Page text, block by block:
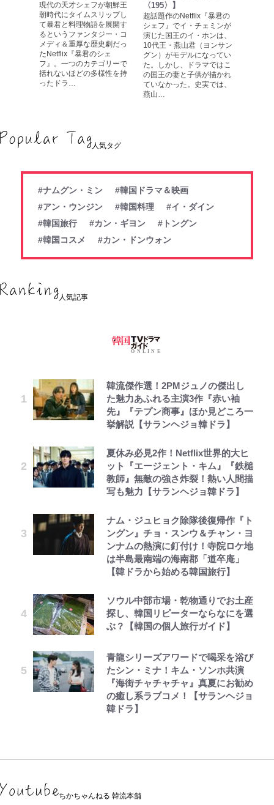
現代の天才シェフが朝鮮王
朝時代にタイムスリップし
て暴君と料理物語を展開す
るというファンタジー・コ
メディ＆重厚な歴史劇だっ
たNetflix『暴君のシェ
フ』。一つのカテゴリーで
括れないほどの多様性を持
ったドラ…
〈195〉】
超話題作のNetflix『暴君の
シェフ』でイ・チェミンが
演じた国王のイ・ホンは、
10代王・燕山君（ヨンサン
グン）がモデルになってい
た。しかし、ドラマではこ
の国王の妻と子供が描かれ
ていなかった。史実では、
燕山…
人気タグ
#ナムグン・ミン
#韓国ドラマ＆映画
#アン・ウンジン
#韓国料理
#イ・ダイン
#韓国旅行
#カン・ギヨン
#トングン
#韓国コスメ
#カン・ドンウォン
人気記事
韓流傑作選！2PMジュノの傑出し
た魅力あふれる主演3作『赤い袖
先』『テプン商事』ほか見どころ一
挙解説【サランヘジョ韓ドラ】
夏休み必見2作！Netflix世界的大ヒ
ット『エージェント・キム』『鉄槌
教師』無敵の強さ炸裂！熱い人間描
写も魅力【サランヘジョ韓ドラ】
ナム・ジュヒョク除隊後復帰作『ト
ングン』チョ・スンウ＆チャン・ヨ
ンナムの熱演に釘付け！寺院ロケ地
は半島最南端の海南郡「道卒庵」
【韓ドラから始める韓国旅行】
ソウル中部市場・乾物通りでお土産
探し、韓国リピーターならなにを選
ぶ？【韓国の個人旅行ガイド】
青龍シリーズアワードで喝采を浴び
たシン・ミナ！キム・ソンホ共演
『海街チャチャチャ』真夏にお勧め
の癒し系ラブコメ！【サランヘジョ
韓ドラ】
ちかちゃんねる 韓流本舗